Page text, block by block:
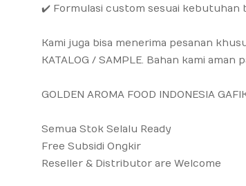
✔️ Formulasi custom sesuai kebutuhan
Kami juga bisa menerima pesanan
KATALOG / SAMPLE. Bahan kami
GOLDEN AROMA FOOD INDONESIA
Semua Stok Selalu Ready
Free Subsidi Ongkir
Reseller & Distributor are Welcome